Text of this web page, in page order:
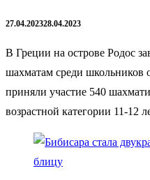
27.04.202328.04.2023
В Греции на острове Родос
шахматам среди школьников
приняли участие 540
возрастной категории 11-12